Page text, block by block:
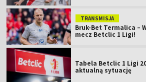
TRANSMISJA
Bruk-Bet Termalica –
mecz Betclic 1 Ligi!
Tabela Betclic 1 Ligi
aktualną sytuację